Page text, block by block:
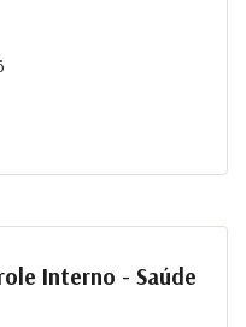
Interno - Saúde